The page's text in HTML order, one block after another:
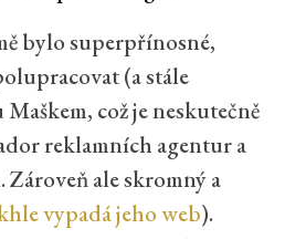
bylo superpřínosné,
(a stále
což je neskutečně
reklamních agentur a
ale skromný a
vypadá jeho web).